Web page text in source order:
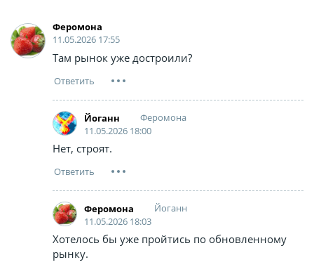
Феромона
11.05.2026 17:55
Там рынок уже достроили?
Йоганн
Феромона
11.05.2026 18:00
Нет, строят.
Феромона
Йоганн
11.05.2026 18:03
Хотелось бы уже пройтись по обновленному
рынку.